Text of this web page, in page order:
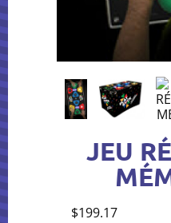
JEU
$199.17